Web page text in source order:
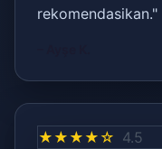
rekomendasikan."
★★★★☆ 4.5